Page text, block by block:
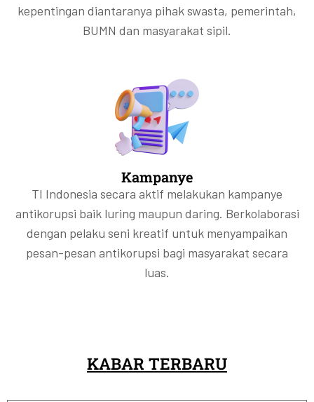
kepentingan diantaranya pihak swasta, pemerintah,
BUMN dan masyarakat sipil.
Kampanye
TI Indonesia secara aktif melakukan kampanye
antikorupsi baik luring maupun daring. Berkolaborasi
dengan pelaku seni kreatif untuk menyampaikan
pesan-pesan antikorupsi bagi masyarakat secara
luas.
KABAR TERBARU